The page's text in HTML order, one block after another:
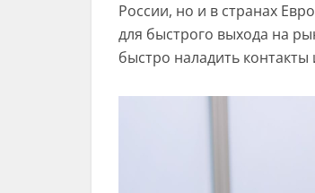
России, но и в странах
для быстрого выхода на
быстро наладить